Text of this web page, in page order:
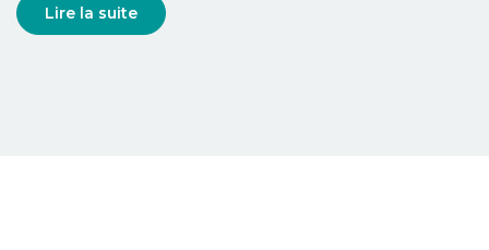
Lire la suite